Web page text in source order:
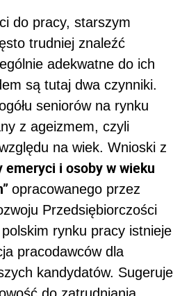
do pracy, starszym
trudniej znaleźć
adekwatne do ich
są tutaj dwa czynniki.
seniorów na rynku
z ageizmem, czyli
na wiek. Wnioski z
emeryci i osoby w wieku
opracowanego przez
Przedsiębiorczości
rynku pracy istnieje
pracodawców dla
kandydatów. Sugeruje